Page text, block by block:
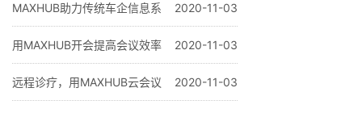
MAXHUB助力传统车企信息系 2020-11-03
用MAXHUB开会提高会议效率 2020-11-03
远程诊疗，用MAXHUB云会议 2020-11-03